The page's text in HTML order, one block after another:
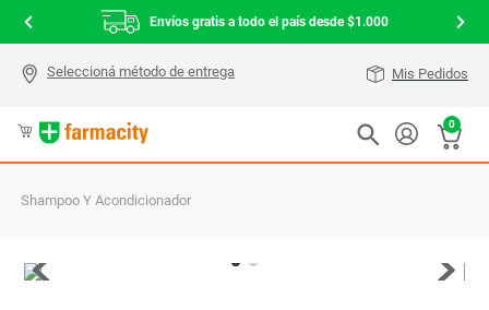
Envíos gratis a todo el país desde $1.000
Mis Pedidos
0
Shampoo Y Acondicionador